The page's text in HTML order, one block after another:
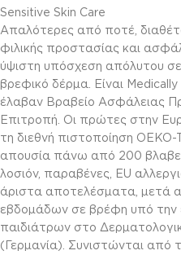
Sensitive Skin Care
Απαλότερες από ποτέ,
φιλικής προστασίας και
ύψιστη υπόσχεση απόλυτου
βρεφικό δέρμα. Είναι
έλαβαν Βραβείο Ασφάλειας
Επιτροπή. Οι πρώτες στην
τη διεθνή πιστοποίηση OEKO-
απουσία πάνω από 200
λοσιόν, παραβένες, ΕU
άριστα αποτελέσματα, μετά
εβδομάδων σε βρέφη υπό την
παιδιάτρων στο
(Γερμανία). Συνιστώνται από